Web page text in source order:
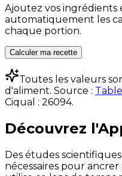
Ajoutez vos
automatiquement les
chaque portion.
Calculer ma recette
Toutes les valeurs
d'aliment. Source :
Ciqual : 26094.
Découvrez
Des études
nécessaires pour